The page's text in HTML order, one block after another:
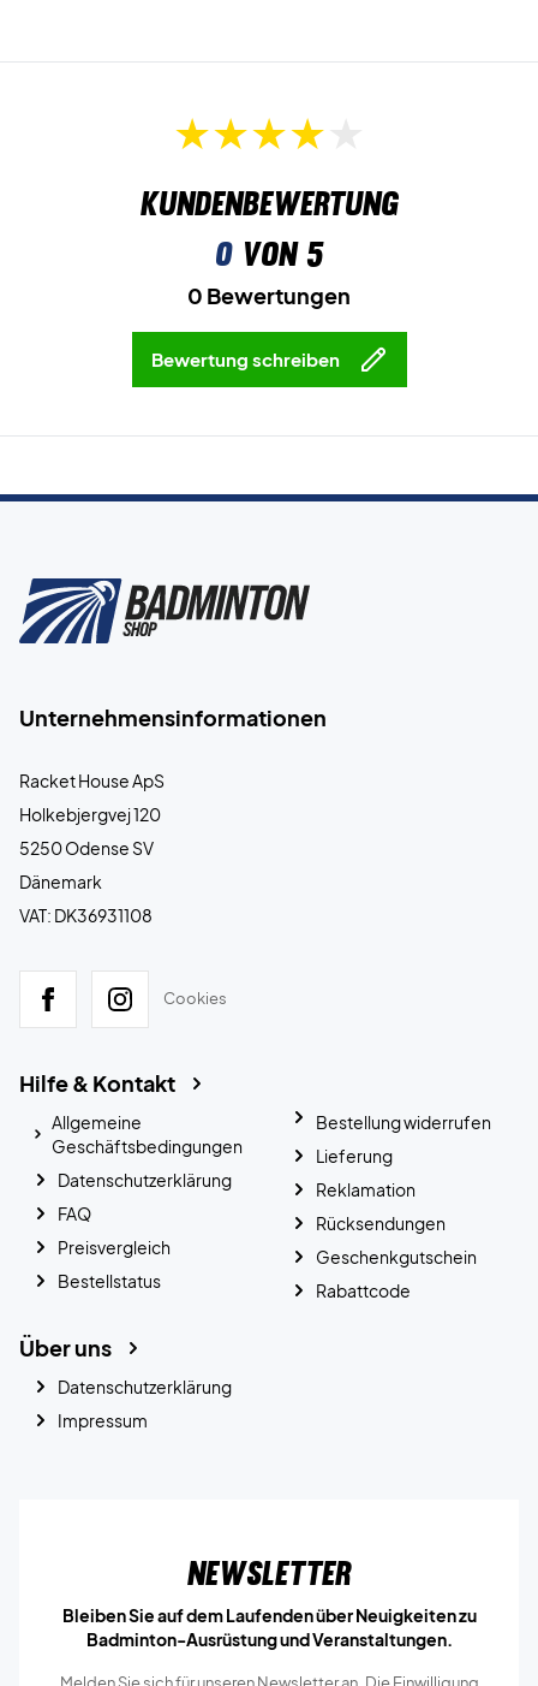
Kundenbewertung
0von 5
0 Bewertungen
Bewertung schreiben
Unternehmensinformationen
Racket House ApS
Holkebjergvej 120
5250 Odense SV
Dänemark
VAT: DK36931108
Cookies
Hilfe & Kontakt
Allgemeine
Geschäftsbedingungen
Datenschutzerklärung
FAQ
Preisvergleich
Bestellstatus
Bestellung widerrufen
Lieferung
Reklamation
Rücksendungen
Geschenkgutschein
Rabattcode
Über uns
Datenschutzerklärung
Impressum
Newsletter
Bleiben Sie auf dem Laufenden über Neuigkeiten zu
Badminton-Ausrüstung und Veranstaltungen.
Melden Sie sich für unseren Newsletter an. Die Einwilligung